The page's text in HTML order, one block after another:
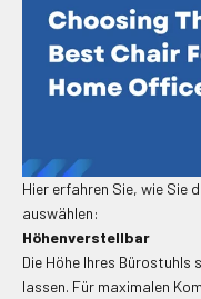
Hier erfahren Sie, wie Sie
auswählen:
Höhenverstellbar
Die Höhe Ihres
lassen. Für maximalen